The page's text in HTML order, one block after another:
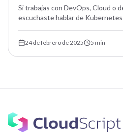
Si trabajas con DevOps, Cloud o
escuchaste hablar de Kubernetes
24 de febrero de 2025 5 min